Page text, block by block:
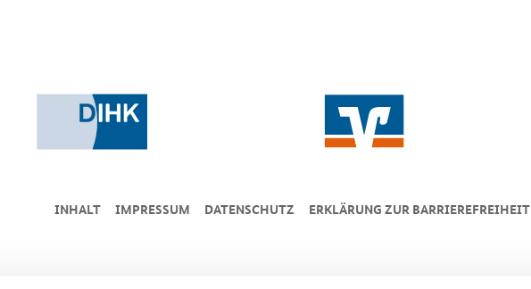
INHALT IMPRESSUM DA­TEN­SCHUTZ ERKLÄRUNG ZUR BARRIEREFREIHEIT